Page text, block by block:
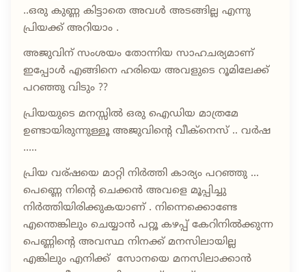
..ഒരു കുണ്ണ കിട്ടാതെ അവൾ അടങ്ങില്ല എന്നു
പ്രിയക്ക് അറിയാം .
അജുവിന് സംശയം തോന്നിയ സാഹചര്യമാണ്
ഇപ്പോൾ എങ്ങിനെ ഹരിയെ അവളുടെ റൂമിലേക്ക്
പറഞ്ഞു വിടും ??
പ്രിയയുടെ മനസ്സിൽ ഒരു ഐഡിയ മാത്രമേ
ഉണ്ടായിരുന്നുള്ളൂ അജുവിന്റെ വീക്നെസ് .. വർഷ
.....
പ്രിയ വര്ഷയെ മാറ്റി നിർത്തി കാര്യം പറഞ്ഞു ...
പെണ്ണെ നിന്റെ ചെക്കൻ അവളെ മൂപ്പിച്ചു
നിർത്തിയിരിക്കുകയാണ് . നിന്നെക്കൊണ്ടേ
എന്തെങ്കിലും ചെയ്യാൻ പറ്റൂ കഴപ്പ് കേറിനിൽക്കുന്ന
പെണ്ണിന്റെ അവസ്ഥ നിനക്ക് മനസിലായില്ല
എങ്കിലും എനിക്ക് സോനയെ മനസിലാക്കാൻ